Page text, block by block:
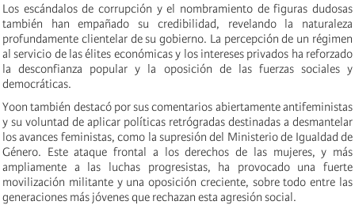
Los escándalos de corrupción y el nombramiento de figuras dudosas
también han empañado su credibilidad, revelando la naturaleza
profundamente clientelar de su gobierno. La percepción de un régimen
al servicio de las élites económicas y los intereses privados ha reforzado
la desconfianza popular y la oposición de las fuerzas sociales y
democráticas.
Yoon también destacó por sus comentarios abiertamente antifeministas
y su voluntad de aplicar políticas retrógradas destinadas a desmantelar
los avances feministas, como la supresión del Ministerio de Igualdad de
Género. Este ataque frontal a los derechos de las mujeres, y más
ampliamente a las luchas progresistas, ha provocado una fuerte
movilización militante y una oposición creciente, sobre todo entre las
generaciones más jóvenes que rechazan esta agresión social.